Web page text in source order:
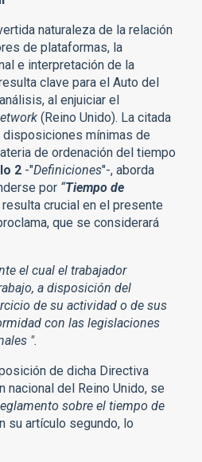
naturaleza de la relación
de plataformas, la
e interpretación de la
clave para el Auto del
al enjuiciar el
(Reino Unido). La citada
mínimas de
de ordenación del tiempo
2 -"Definiciones"-, aborda
por “Tiempo de
crucial en el presente
que se considerará
el cual el trabajador
a disposición del
de su actividad o de sus
con las legislaciones
".
de dicha Directiva
del Reino Unido, se
sobre el tiempo de
su artículo segundo, lo